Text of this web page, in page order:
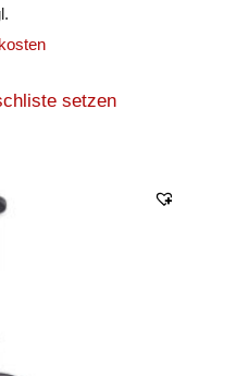
setzen